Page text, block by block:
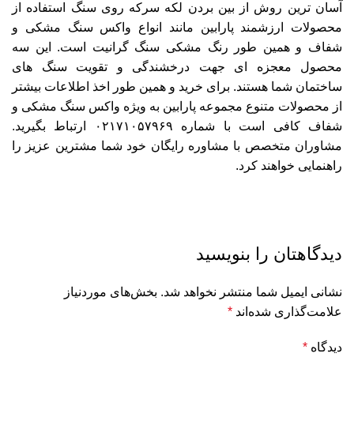
آسان ترین روش از بین بردن لکه سرکه روی سنگ استفاده از
محصولات ارزشمند پارابین مانند انواع واکس سنگ مشکی و
شفاف و همین طور رنگ مشکی سنگ گرانیت است. این سه
محصول معجزه ای جهت درخشندگی و تقویت سنگ های
ساختمان شما هستند. برای خرید و همین طور اخذ اطلاعات بیشتر
از محصولات متنوع مجموعه پارابین به ویژه واکس سنگ مشکی و
شفاف کافی است با شماره ۰۲۱۷۱۰۵۷۹۶۹
ارتباط بگیرید.
مشاوران متخصص با مشاوره رایگان خود شما مشترین عزیز را
راهنمایی خواهند کرد.
دیدگاهتان را بنویسید
نشانی ایمیل شما منتشر نخواهد شد. بخش‌های موردنیاز
علامت‌گذاری شده‌اند *
دیدگاه *